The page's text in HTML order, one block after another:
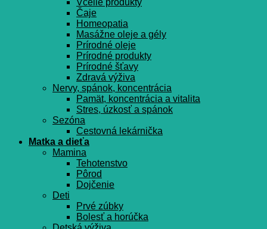
Včelie produkty
Čaje
Homeopatia
Masážne oleje a gély
Prírodné oleje
Prírodné produkty
Prírodné šťavy
Zdravá výživa
Nervy, spánok, koncentrácia
Pamät, koncentrácia a vitalita
Stres, úzkosť a spánok
Sezóna
Cestovná lekárnička
Matka a dieťa
Mamina
Tehotenstvo
Pôrod
Dojčenie
Deti
Prvé zúbky
Bolesť a horúčka